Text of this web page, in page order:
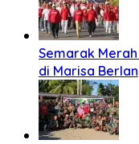
Semarak Merah
di Marisa